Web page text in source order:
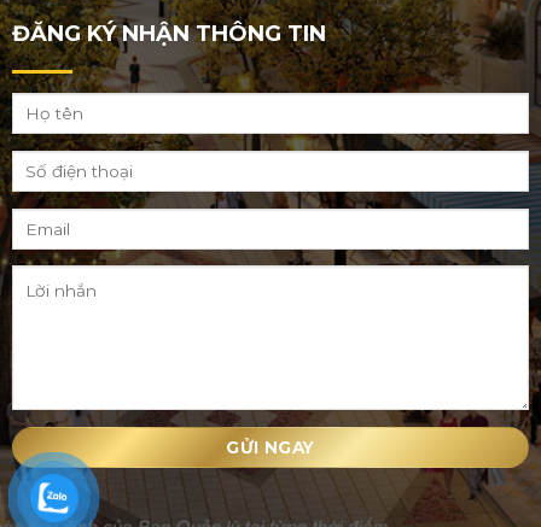
ĐĂNG KÝ NHẬN THÔNG TIN